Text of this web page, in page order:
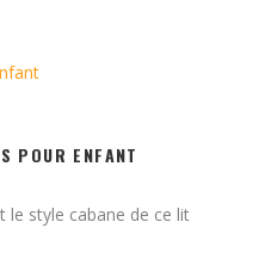
POUR ENFANT
le style cabane de ce lit